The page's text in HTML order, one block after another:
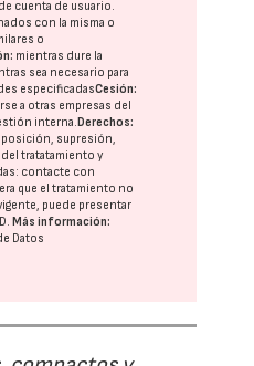
cuenta de usuario.
con la misma o
o
mientras dure la
sea necesario para
especificadasCesión:
a otras empresas del
interna.Derechos:
supresión,
tratatamiento y
contacte con
que el tratamiento no
puede presentar
.Más información:
Datos